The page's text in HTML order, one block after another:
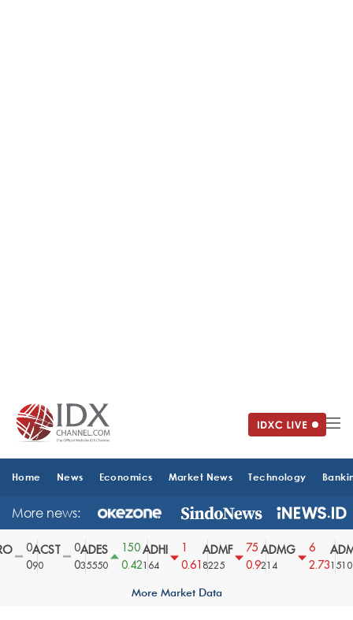
Home News Economics Market News Technology
More news:
ACST
90
ADES
35550
150
0.42
ADHI
164
0.61
ADMF
8225
75
0.9
ADMG
214
2.731510
More Market Data